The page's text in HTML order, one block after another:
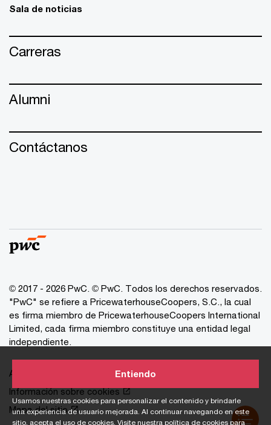
Usamos nuestras cookies para personalizar el contenido y brindarle
una experiencia de usuario mejorada. Al continuar navegando en este
sitio, acepta el uso de cookies. Visite nuestra política de cookies para
Entiendo
Sala de noticias
Carreras
Alumni
Contáctanos
© 2017 - 2026 PwC. © PwC. Todos los derechos reservados.
"PwC" se refiere a PricewaterhouseCoopers, S.C., la cual
es firma miembro de PricewaterhouseCoopers International
Limited, cada firma miembro constituye una entidad legal
independiente.
Avisos de Privacidad
Información sobre cookies
Mapa del sitio